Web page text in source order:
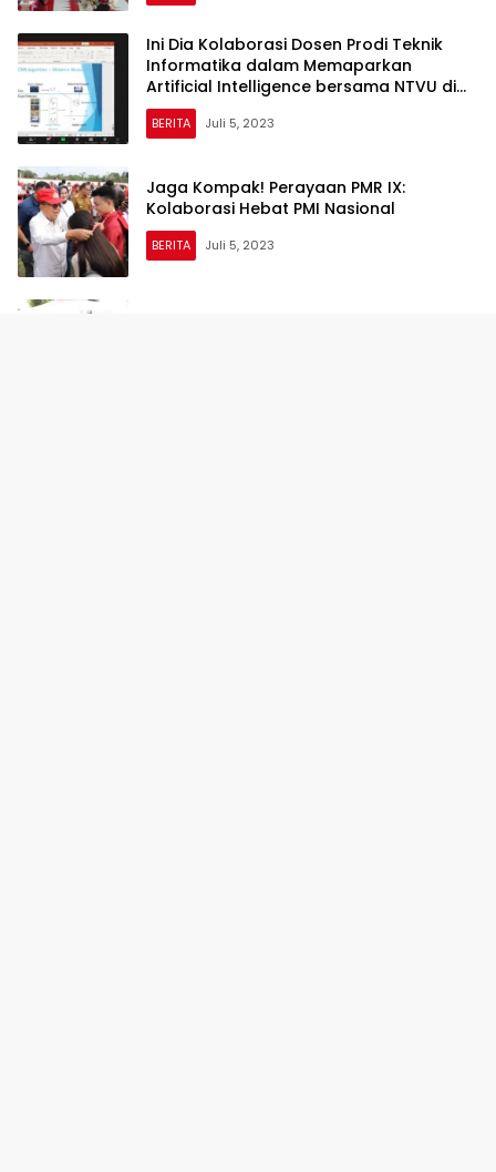
Ini Dia Kolaborasi Dosen Prodi Teknik
Informatika dalam Memaparkan
Artificial Intelligence bersama NTVU di
Tiongkok
BERITA Juli 5, 2023
Jaga Kompak! Perayaan PMR IX:
Kolaborasi Hebat PMI Nasional
BERITA Juli 5, 2023